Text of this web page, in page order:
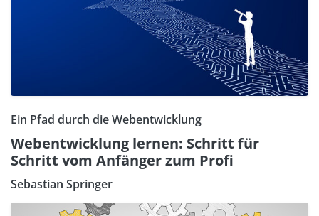
Ein Pfad durch die Webentwicklung
Webentwicklung lernen: Schritt für
Schritt vom Anfänger zum Profi
Sebastian Springer